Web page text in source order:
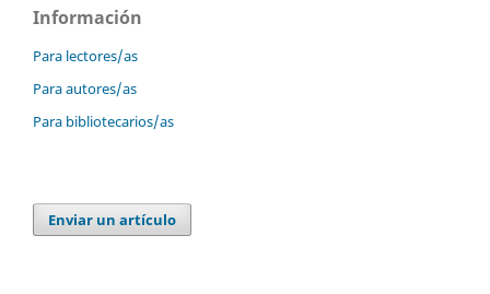
Información
Para lectores/as
Para autores/as
Para bibliotecarios/as
Enviar un artículo